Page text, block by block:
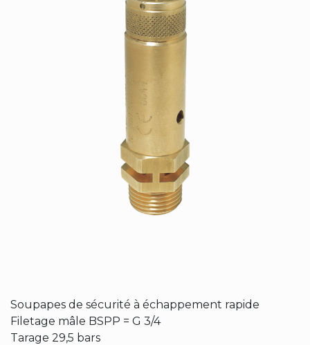
Soupapes de sécurité à échappement rapide
Filetage mâle BSPP = G 3/4
Tarage 29,5 bars